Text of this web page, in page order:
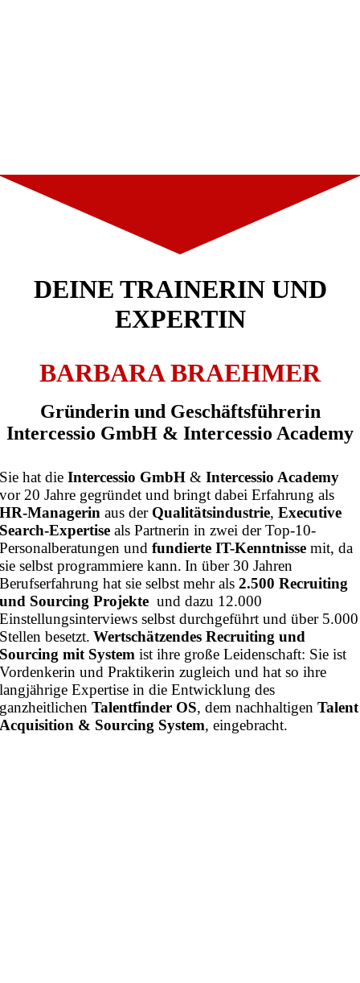
DEINE TRAINERIN UND
EXPERTIN
BARBARA BRAEHMER
Gründerin und Geschäftsführerin
Intercessio GmbH & Intercessio Academy
Sie hat dieIntercessio GmbH& Intercessio Academy
vor 20 Jahre gegründet und bringt dabei Erfahrung als
HR-Managerinaus derQualitätsindustrie,Executive
Search-Expertise als Partnerin in zwei der Top-10-
Personalberatungen undfundierte IT-Kenntnisse mit, da
sie selbst programmiere kann. In über 30 Jahren
Berufserfahrung hat sie selbst mehr als 2.500 Recruiting
und Sourcing Projekte und dazu 12.000
Einstellungsinterviews selbst durchgeführt und über 5.000
Stellen besetzt. Wertschätzendes Recruiting und
Sourcing mit System ist ihre große Leidenschaft: Sie ist
Vordenkerin und Praktikerin zugleich und hat so ihre
langjährige Expertise in die Entwicklung des
ganzheitlichenTalentfinder OS, dem nachhaltigenTalent
Acquisition & Sourcing System, eingebracht.